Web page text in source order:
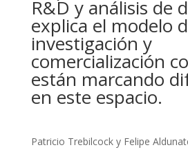
R&D y análisis de
explica el modelo
investigación y
comercialización
están marcando
en este espacio.
Patricio Trebilcock y Felipe